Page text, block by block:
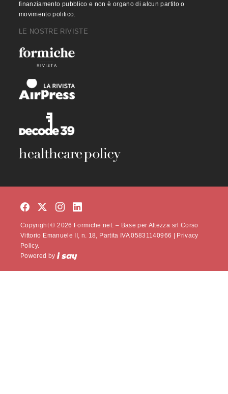
finanziamento pubblico e non è organo di alcun partito o
movimento politico.
LE NOSTRE RIVISTE
Copyright © 2026 Formiche.net. – Base per Altezza srl Corso
Vittorio Emanuele II, n. 18, Partita IVA 05831140966 |
Privacy
Policy.
Powered by